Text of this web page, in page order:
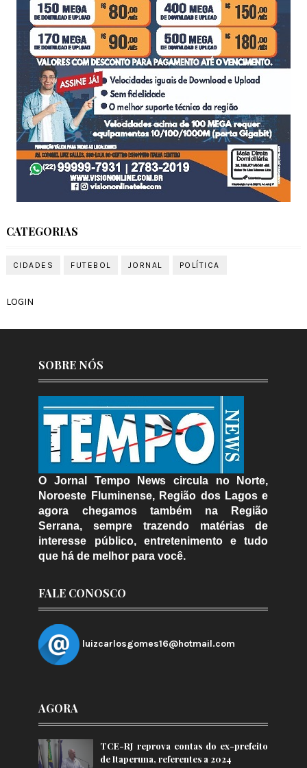
CATEGORIAS
CIDADES FUTEBOL JORNAL POLÍTICA
LOGIN
SOBRE NÓS
O Jornal Tempo News circula no Norte,
Noroeste Fluminense, Região dos Lagos e
agora chegamos também na Região
Serrana, sempre trazendo matérias de
interesse público, entretenimento e tudo
que há de melhor para você.
FALE CONOSCO
luizcarlosgomes16@hotmail.com
AGORA
TCE-RJ reprova contas do ex-prefeito
de Itaperuna, referentes a 2024